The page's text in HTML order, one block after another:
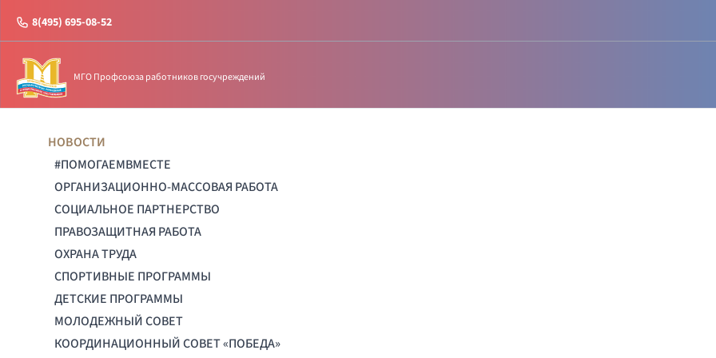
8(495) 695-08-52
МГО Профсоюза работников госучреждений
НОВОСТИ
#ПОМОГАЕМВМЕСТЕ
ОРГАНИЗАЦИОННО-МАССОВАЯ РАБОТА
СОЦИАЛЬНОЕ ПАРТНЕРСТВО
ПРАВОЗАЩИТНАЯ РАБОТА
ОХРАНА ТРУДА
СПОРТИВНЫЕ ПРОГРАММЫ
ДЕТСКИЕ ПРОГРАММЫ
МОЛОДЕЖНЫЙ СОВЕТ
КООРДИНАЦИОННЫЙ СОВЕТ «ПОБЕДА»